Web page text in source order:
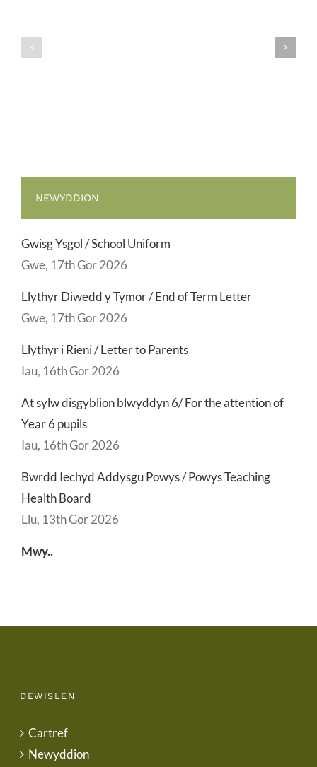
NEWYDDION
Gwisg Ysgol / School Uniform
Gwe, 17th Gor 2026
Llythyr Diwedd y Tymor / End of Term Letter
Gwe, 17th Gor 2026
Llythyr i Rieni / Letter to Parents
Iau, 16th Gor 2026
At sylw disgyblion blwyddyn 6/ For the attention of
Year 6 pupils
Iau, 16th Gor 2026
Bwrdd Iechyd Addysgu Powys / Powys Teaching
Health Board
Llu, 13th Gor 2026
Mwy..
DEWISLEN
Cartref
Newyddion